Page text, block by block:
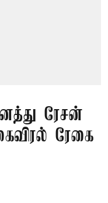
ரேசன்
ரேகை